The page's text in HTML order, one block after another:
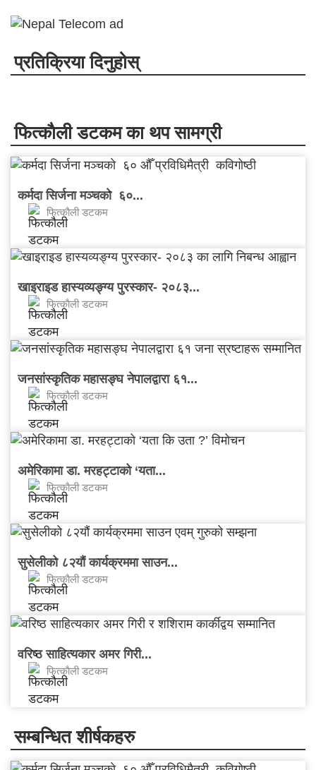
प्रतिक्रिया दिनुहोस्
फित्काैली डटकम का थप सामग्री
कर्मदा सिर्जना मञ्चकाे ६०...
फित्काैली डटकम
खाइराइड हास्यव्यङ्ग्य पुरस्कार- २०८३...
फित्काैली डटकम
जनसांस्कृतिक महासङ्घ नेपालद्वारा ६१...
फित्काैली डटकम
अमेरिकामा डा. मरहट्टाको ‘यता...
फित्काैली डटकम
सुसेलीको ८२यौं कार्यक्रममा साउन...
फित्काैली डटकम
वरिष्ठ साहित्यकार अमर गिरी...
फित्काैली डटकम
सम्बन्धित शीर्षकहरु